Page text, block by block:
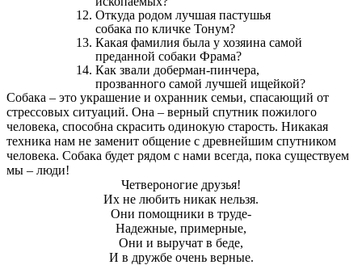
Откуда родом лучшая пастушья
собака по кличке Тонум?
Какая фамилия была у хозяина самой
преданной собаки Фрама?
Как звали доберман-пинчера,
прозванного самой лучшей ищейкой?
Собака – это украшение и охранник семьи, спасающий от
стрессовых ситуаций. Она – верный спутник пожилого
человека, способна скрасить одинокую старость. Никакая
техника нам не заменит общение с древнейшим спутником
человека. Собака будет рядом с нами всегда, пока существуем
мы – люди!
Четвероногие друзья!
Их не любить никак нельзя.
Они помощники в труде-
Надежные, примерные,
Они и выручат в беде,
И в дружбе очень верные.